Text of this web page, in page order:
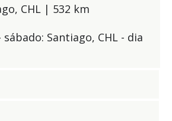
CHL | 532 km
sábado: Santiago, CHL - dia